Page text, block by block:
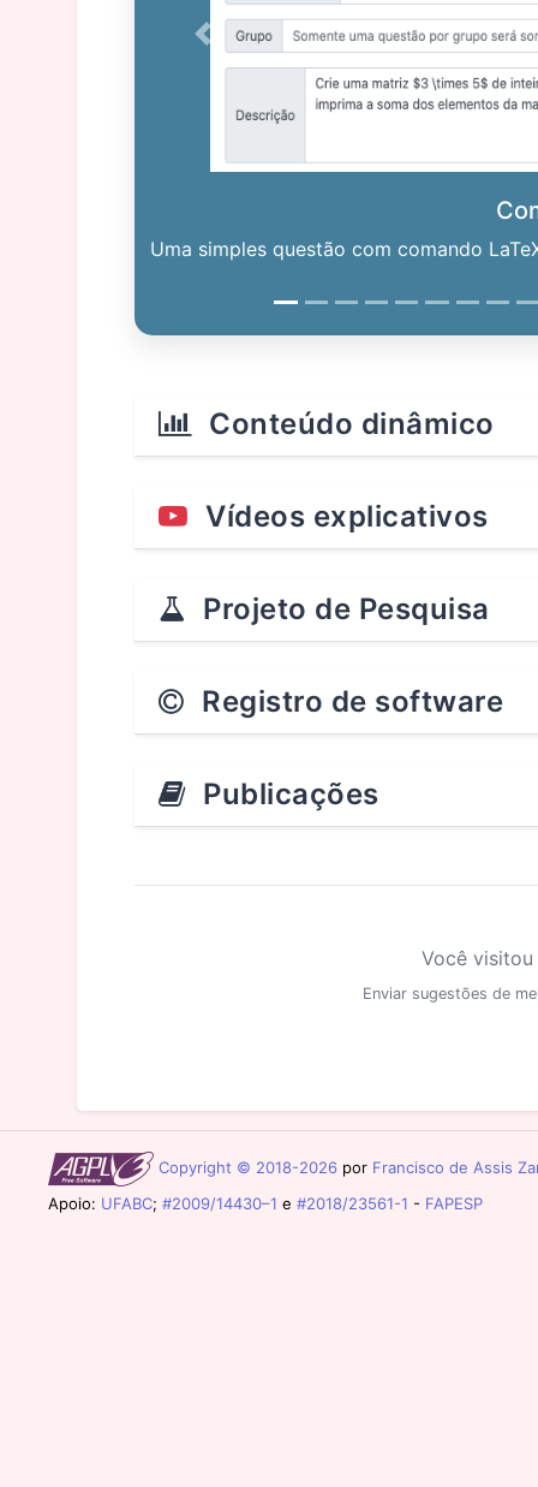
Uma simples questão com comando
Previous
Conteúdo dinâmico
Vídeos explicativos
Projeto de Pesquisa
Registro de software
Publicações
Você
Enviar sugestões de
Copyright © 2018-2026 por Francisco de Assis
Apoio: UFABC; #2009/14430–1 e #2018/23561-1 - FAPESP